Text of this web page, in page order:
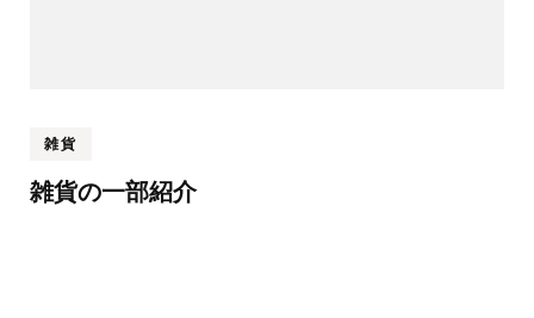
雑貨
雑貨の一部紹介